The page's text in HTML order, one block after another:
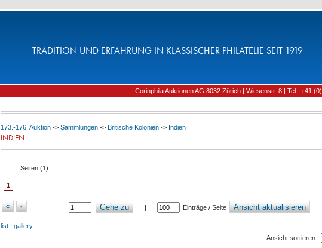
TRADITION UND ERFAHRUNG IN KLASSISCHER PHILATELIE SEIT 1919
Corinphila Auktionen AG 8032 Zürich | Wiesenstr. 8 | Tel.: +41
173.-176. Auktion -> Sammlungen -> Britische Kolonien -> Indien
INDIEN
Seiten (1):
1
« ‹ Gehe zu | Einträge / Seite Ansicht aktualisieren
list | gallery
Ansicht sortieren :